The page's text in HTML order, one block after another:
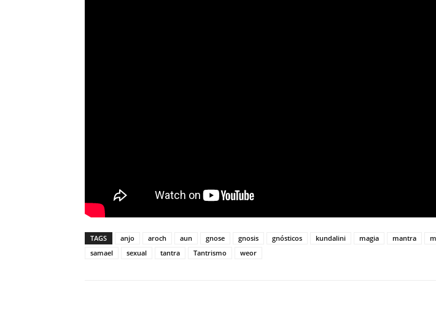
TAGS anjo aroch aun gnose gnosis gnósticos kundalini magia mantra
samael
sexual tantra Tantrismo weor